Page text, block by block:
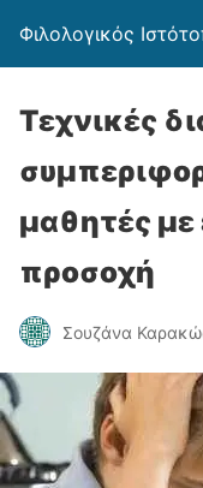
Φιλολογικός
Τεχνικές
μαθητές με
προσοχή
Σουζάνα